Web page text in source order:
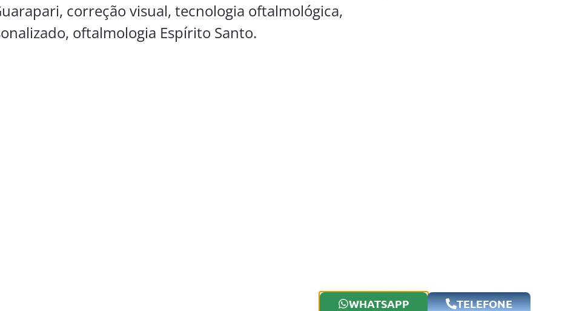
correção visual, tecnologia oftalmológica,
oftalmologia Espírito Santo.
WHATSAPP TELEFONE